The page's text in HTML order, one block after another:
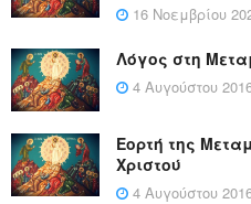
16 Νοεμβρίου
Λόγος στη
4 Αυγούστου
Εορτή της
Χριστού
4 Αυγούστου